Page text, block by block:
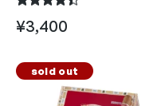
¥3,400
sold out